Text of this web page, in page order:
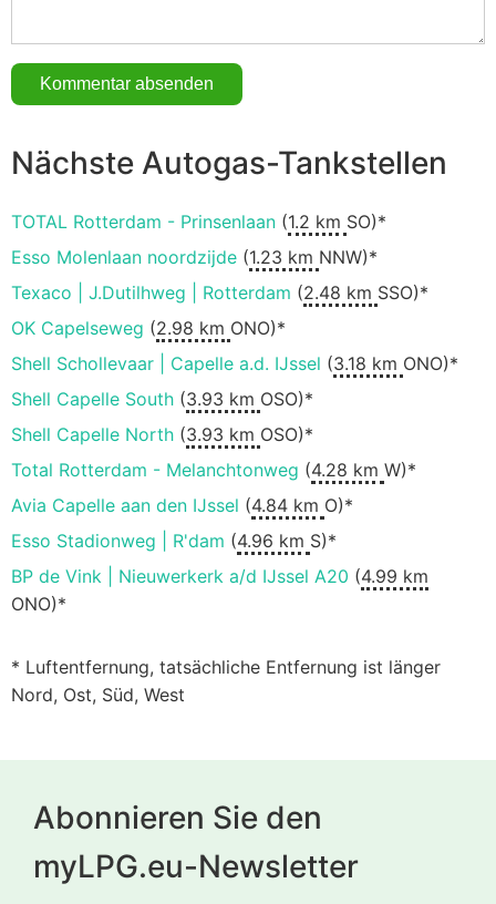
Nächste Autogas-Tankstellen
TOTAL Rotterdam - Prinsenlaan (1.2 km SO)*
Esso Molenlaan noordzijde (1.23 km NNW)*
Texaco | J.Dutilhweg | Rotterdam (2.48 km SSO)*
OK Capelseweg (2.98 km ONO)*
Shell Schollevaar | Capelle a.d. IJssel (3.18 km ONO)*
Shell Capelle South (3.93 km OSO)*
Shell Capelle North (3.93 km OSO)*
Total Rotterdam - Melanchtonweg (4.28 km W)*
Avia Capelle aan den IJssel (4.84 km O)*
Esso Stadionweg | R'dam (4.96 km S)*
BP de Vink | Nieuwerkerk a/d IJssel A20 (4.99 km
ONO)*
* Luftentfernung, tatsächliche Entfernung ist länger
Nord, Ost, Süd, West
Abonnieren Sie den
myLPG.eu-Newsletter